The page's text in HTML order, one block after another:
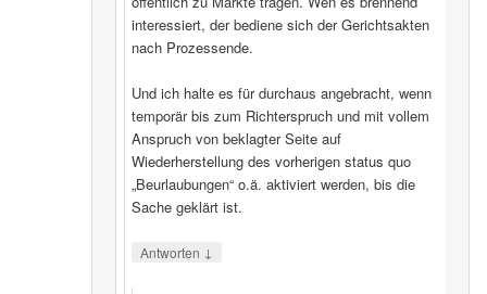
interessiert, der bediene sich der Gerichtsakten
nach Prozessende.
Und ich halte es für durchaus angebracht, wenn
temporär bis zum Richterspruch und mit vollem
Anspruch von beklagter Seite auf
Wiederherstellung des vorherigen status quo
„Beurlaubungen“ o.ä. aktiviert werden, bis die
Sache geklärt ist.
Antworten ↓